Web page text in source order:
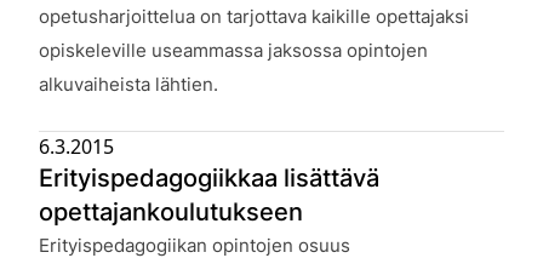
opetusharjoittelua on tarjottava kaikille opettajaksi
opiskeleville useammassa jaksossa opintojen
alkuvaiheista lähtien.
Erityispedagogiikkaa lisättävä
opettajankoulutukseen
Julkaistu:
6.3.2015
Erityispedagogiikan opintojen osuus